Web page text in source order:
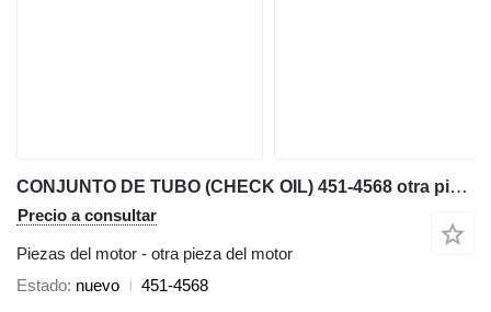
CONJUNTO DE TUBO (CHECK OIL) 451-4568 otra pieza del motor para Caterpillar AP600F, AP655F extendedora de asfalto
Precio a consultar
Piezas del motor - otra pieza del motor
Estado nuevo
451-4568